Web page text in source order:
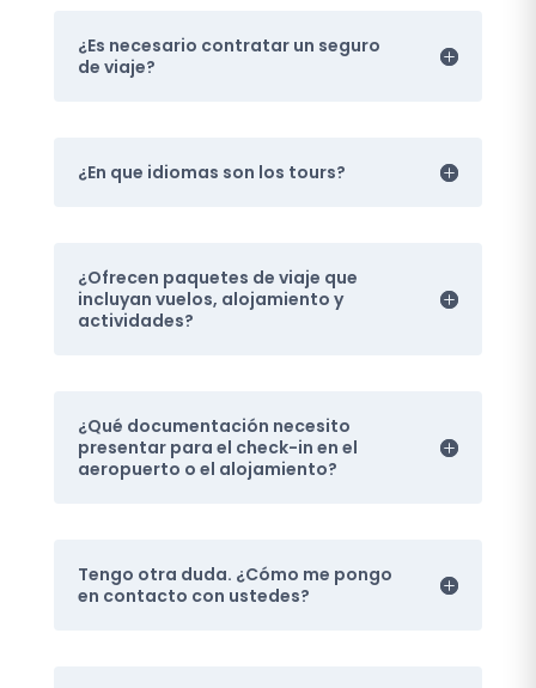
¿Es necesario contratar un seguro
de viaje?
¿En que idiomas son los tours?
¿Ofrecen paquetes de viaje que
incluyan vuelos, alojamiento y
actividades?
¿Qué documentación necesito
presentar para el check-in en el
aeropuerto o el alojamiento?
Tengo otra duda. ¿Cómo me pongo
en contacto con ustedes?